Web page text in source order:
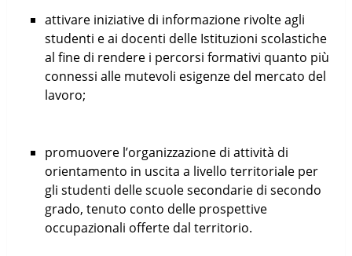
attivare iniziative di informazione rivolte agli
studenti e ai docenti delle Istituzioni scolastiche
al fine di rendere i percorsi formativi quanto più
connessi alle mutevoli esigenze del mercato del
lavoro;
promuovere l’organizzazione di attività di
orientamento in uscita a livello territoriale per
gli studenti delle scuole secondarie di secondo
grado, tenuto conto delle prospettive
occupazionali offerte dal territorio.